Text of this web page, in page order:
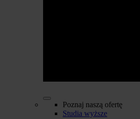
Poznaj naszą ofertę
Studia wyższe